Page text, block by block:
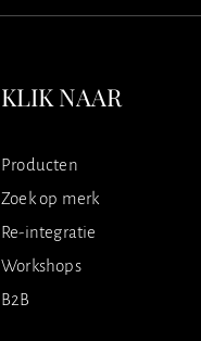
KLIK NAAR
Producten
Zoek op merk
Re-integratie
Workshops
B2B